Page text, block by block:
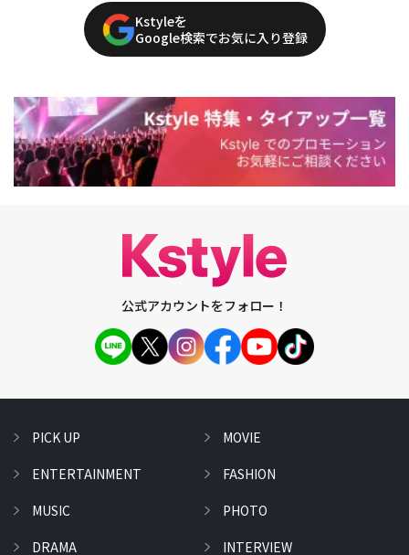
Kstyleを
Google検索でお気に入り登録
公式アカウントをフォロー！
PICK UP
ENTERTAINMENT
MUSIC
DRAMA
MOVIE
FASHION
PHOTO
INTERVIEW